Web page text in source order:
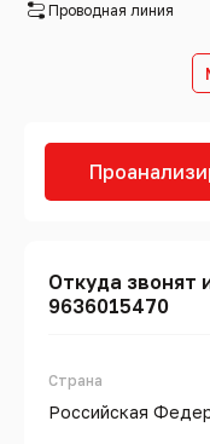
Проводная линия
Откуда звонят
9636015470
Страна
Российская